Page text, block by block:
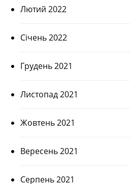
Лютий 2022
Січень 2022
Грудень 2021
Листопад 2021
Жовтень 2021
Вересень 2021
Серпень 2021